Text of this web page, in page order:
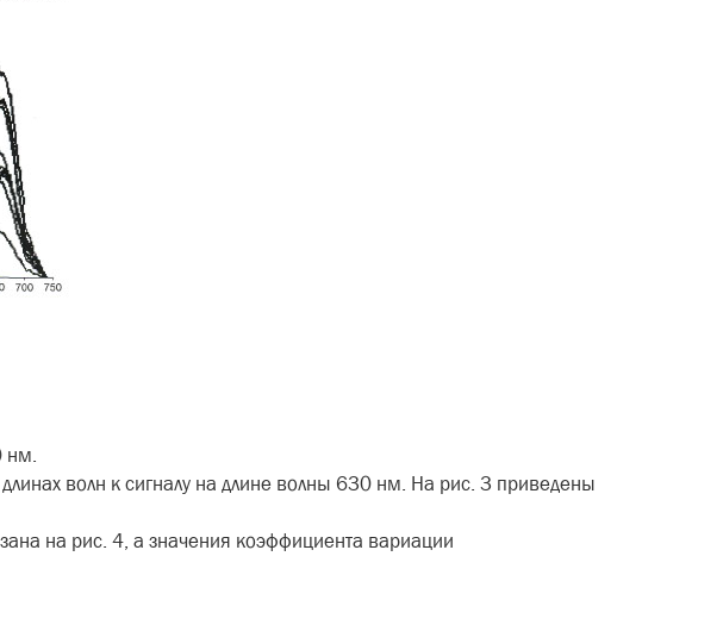
нм.
волн к сигналу на длине волны 630 нм. На рис. 3 приведены
на рис. 4, а значения коэффициента вариа­ции